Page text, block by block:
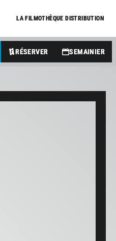
LA FILMOTHÈQUE DISTRIBUTION
RÉSERVER SEMAINIER